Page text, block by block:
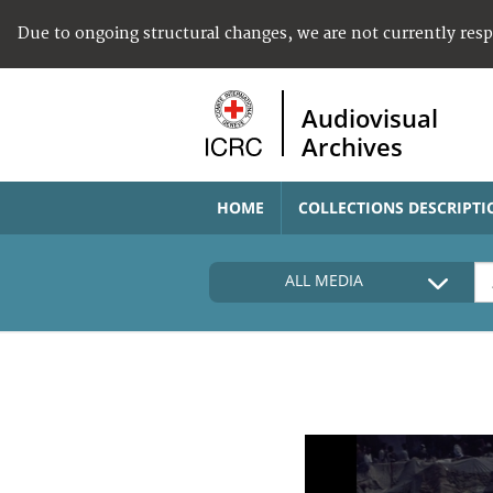
Due to ongoing structural changes, we are not currently
Audiovisual
Archives
HOME COLLECTIONS
ALL MEDIA